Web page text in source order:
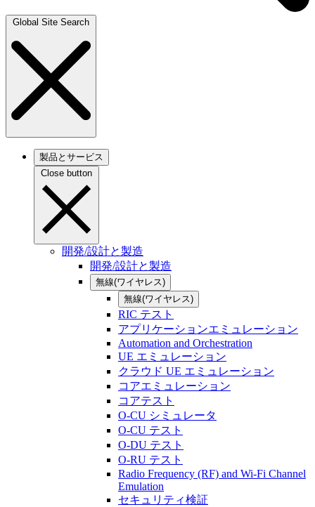
Global Site Search
製品とサービス
Close button
開発/設計と製造
開発/設計と製造
無線(ワイヤレス)
無線(ワイヤレス)
RIC テスト
アプリケーションエミュレーション
Automation and Orchestration
UE エミュレーション
クラウド UE エミュレーション
コアエミュレーション
コアテスト
O-CU シミュレータ
O-CU テスト
O-DU テスト
O-RU テスト
Radio Frequency (RF) and Wi-Fi Channel
Emulation
セキュリティ検証